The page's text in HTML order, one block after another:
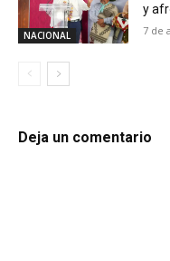
NACIONAL
y
7 de
Deja un comentario